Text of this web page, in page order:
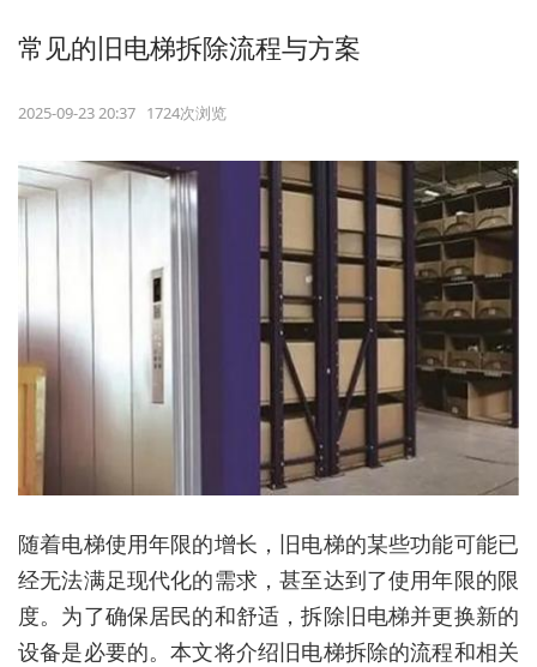
常见的旧电梯拆除流程与方案
2025-09-23 20:37 1724次浏览
随着电梯使用年限的增长，旧电梯的某些功能可能已
经无法满足现代化的需求，甚至达到了使用年限的限
度。为了确保居民的和舒适，拆除旧电梯并更换新的
设备是必要的。本文将介绍旧电梯拆除的流程和相关